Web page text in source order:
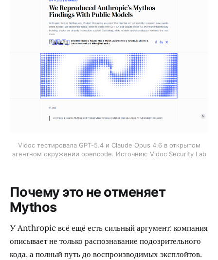
Vidoc тестировала GPT-5.4 и Claude Opus 4.6 в открытом
агентном окружении opencode. Источник: Vidoc Security Lab
Почему это не отменяет
Mythos
У Anthropic всё ещё есть сильный аргумент: компания
описывает не только распознавание подозрительного
кода, а полный путь до воспроизводимых эксплойтов.